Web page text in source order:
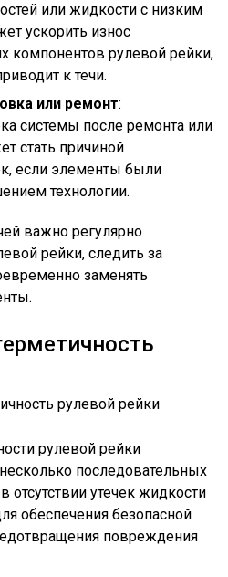
или жидкости с низким
ускорить износ
компонентов рулевой рейки,
к течи.
или ремонт:
системы после ремонта или
стать причиной
если элементы были
технологии.
важно регулярно
рейки, следить за
заменять
рулевой рейки
последовательных
отсутствии утечек жидкости
обеспечения безопасной
повреждения